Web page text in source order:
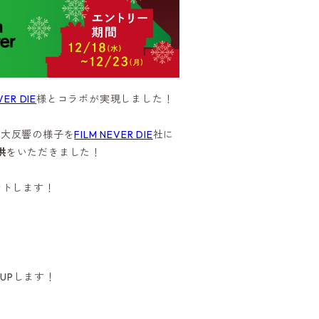
DIE様とコラボが実現しました！
反響の様子をFILM NEVER DIE社に
をいただきました！
します！
します！